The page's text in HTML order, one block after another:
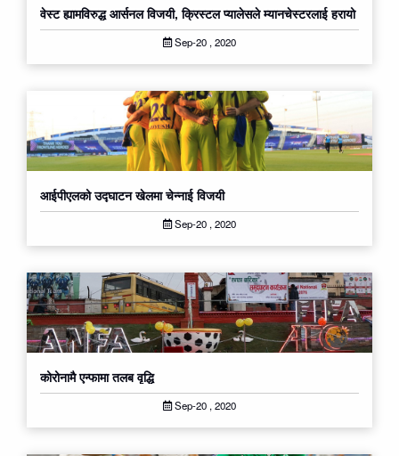
वेस्ट ह्यामविरुद्ध आर्सनल विजयी, क्रिस्टल प्यालेसले म्यानचेस्टरलाई हरायो
Sep-20 , 2020
आईपीएलको उद्घाटन खेलमा चेन्‍नाई विजयी
Sep-20 , 2020
कोरोनामै एन्फामा तलब वृद्धि
Sep-20 , 2020